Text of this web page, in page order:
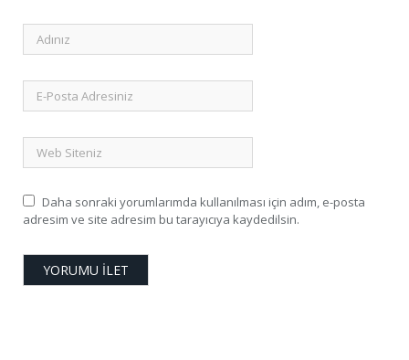
Daha sonraki yorumlarımda kullanılması için adım, e-posta
adresim ve site adresim bu tarayıcıya kaydedilsin.